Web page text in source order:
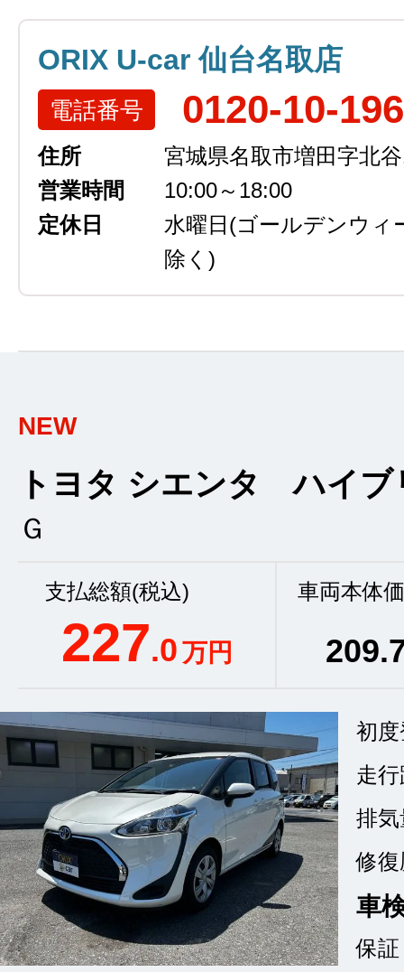
ORIX U-car 仙台名取店
電話番号 0120-10-
住所
宮城県名取市増田字北
営業時間
10:00～18:00
定休日
水曜日 (ゴールデンウィ
除く)
NEW
トヨタ シエンタ ハイブ
Ｇ
支払総額(税込)
227.0万円
車両本体
209
初
走
排気
修復
車
保証